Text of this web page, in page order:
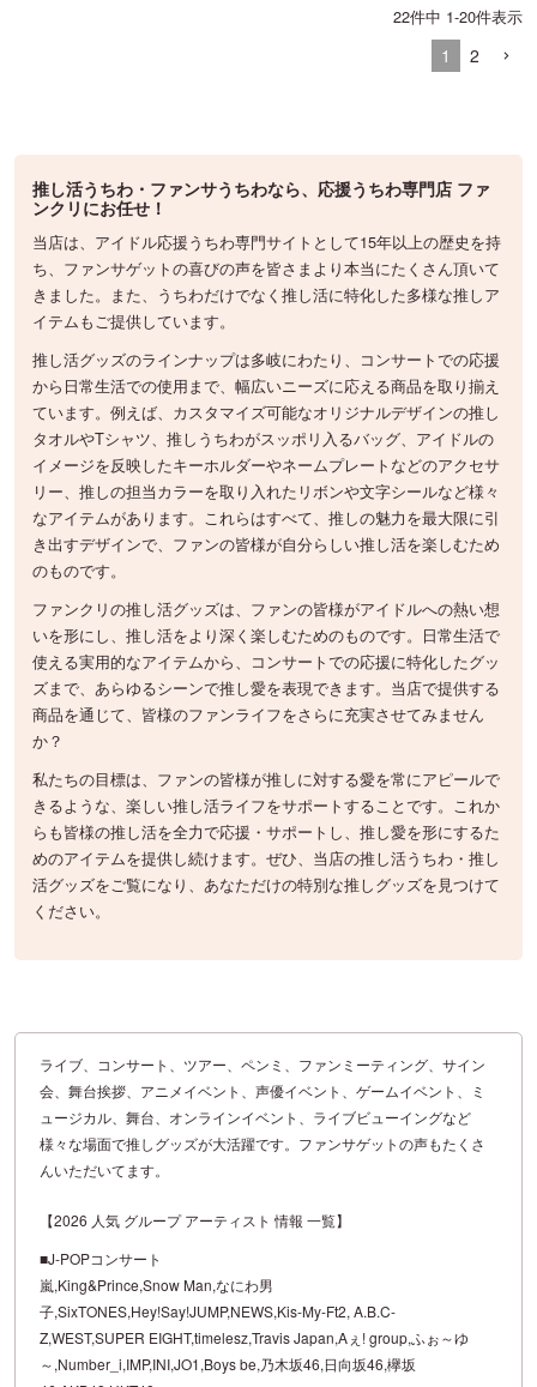
22件中 1-20件表示
1 2
推し活うちわ・ファンサうちわなら、応援うちわ専門店 ファ
ンクリにお任せ！
当店は、アイドル応援うちわ専門サイトとして15年以上の歴史を持
ち、ファンサゲットの喜びの声を皆さまより本当にたくさん頂いて
きました。また、うちわだけでなく推し活に特化した多様な推しア
イテムもご提供しています。
推し活グッズのラインナップは多岐にわたり、コンサートでの応援
から日常生活での使用まで、幅広いニーズに応える商品を取り揃え
ています。例えば、カスタマイズ可能なオリジナルデザインの推し
タオルやTシャツ、推しうちわがスッポリ入るバッグ、アイドルの
イメージを反映したキーホルダーやネームプレートなどのアクセサ
リー、推しの担当カラーを取り入れたリボンや文字シールなど様々
なアイテムがあります。これらはすべて、推しの魅力を最大限に引
き出すデザインで、ファンの皆様が自分らしい推し活を楽しむため
のものです。
ファンクリの推し活グッズは、ファンの皆様がアイドルへの熱い想
いを形にし、推し活をより深く楽しむためのものです。日常生活で
使える実用的なアイテムから、コンサートでの応援に特化したグッ
ズまで、あらゆるシーンで推し愛を表現できます。当店で提供する
商品を通じて、皆様のファンライフをさらに充実させてみません
か？
私たちの目標は、ファンの皆様が推しに対する愛を常にアピールで
きるような、楽しい推し活ライフをサポートすることです。これか
らも皆様の推し活を全力で応援・サポートし、推し愛を形にするた
めのアイテムを提供し続けます。ぜひ、当店の推し活うちわ・推し
活グッズをご覧になり、あなただけの特別な推しグッズを見つけて
ください。
ライブ、コンサート、ツアー、ペンミ、ファンミーティング、サイン
会、舞台挨拶、アニメイベント、声優イベント、ゲームイベント、ミ
ュージカル、舞台、オンラインイベント、ライブビューイングなど
様々な場面で推しグッズが大活躍です。ファンサゲットの声もたくさ
んいただいてます。
【2026 人気 グループ アーティスト 情報 一覧】
■J-POPコンサート
嵐,King&Prince,Snow Man,なにわ男
子,SixTONES,Hey!Say!JUMP,NEWS,Kis-My-Ft2, A.B.C-
Z,WEST,SUPER EIGHT,timelesz,Travis Japan,Aぇ! group,ふぉ～ゆ
～,Number_i,IMP,INI,JO1,Boys be,乃木坂46,日向坂46,欅坂